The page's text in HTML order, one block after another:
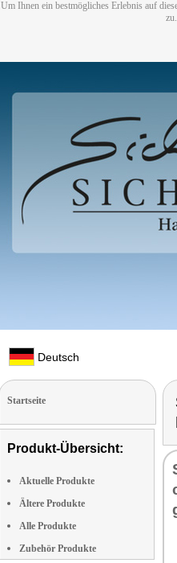
Um Ihnen ein bestmögliches Erlebnis auf
Deutsch
Startseite
Produkt-Übersicht:
Aktuelle Produkte
Ältere Produkte
Alle Produkte
Zubehör Produkte